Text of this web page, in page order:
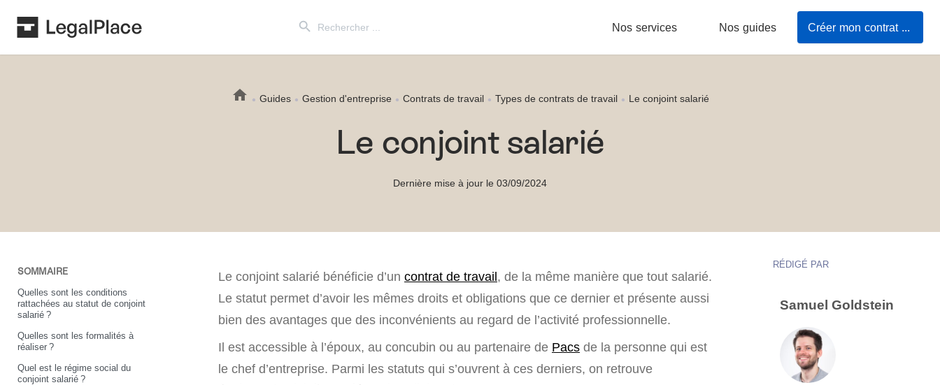
for:
Nos services
Nos guides Créer mon contrat de travail
Guides Gestion d'entreprise Contrats de travail Types de contrats de travail Le conjoint salarié
Le conjoint salarié
Dernière mise à jour le 03/09/2024
SOMMAIRE
Quelles sont les conditions
rattachées au statut de conjoint
salarié ?
Quelles sont les formalités à
réaliser ?
Quel est le régime social du
conjoint salarié ?
Le conjoint salarié bénéficie d’un contrat de travail, de la même manière que tout salarié.
Le statut permet d’avoir les mêmes droits et obligations que ce dernier et présente aussi
bien des avantages que des inconvénients au regard de l’activité professionnelle.
Il est accessible à l’époux, au concubin ou au partenaire de Pacs de la personne qui est
le chef d’entreprise. Parmi les statuts qui s’ouvrent à ces derniers, on retrouve
RÉDIGÉ PAR
Samuel Goldstein